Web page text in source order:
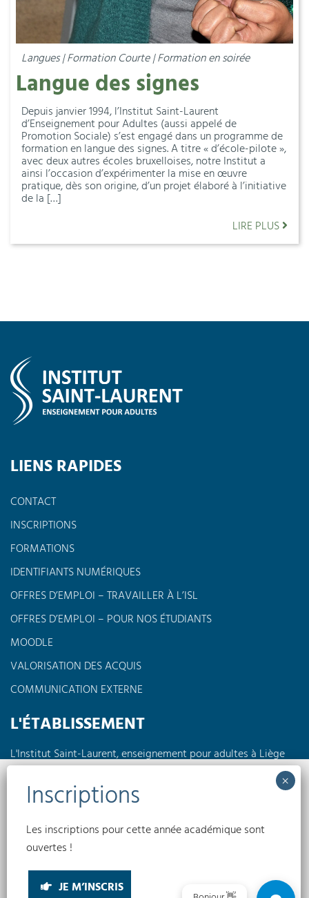
Nous utilisons des cookies pour optimiser notre site web et notre service.
Accepter
Langues | Formation Courte | Formation en soirée
Langue des signes
Depuis janvier 1994, l’Institut Saint-Laurent
d’Enseignement pour Adultes (aussi appelé de
Promotion Sociale) s’est engagé dans un programme de
formation en langue des signes. A titre « d’école-pilote »,
avec deux autres écoles bruxelloises, notre Institut a
ainsi l’occasion d’expérimenter la mise en œuvre
pratique, dès son origine, d’un projet élaboré à l’initiative
de la […]
LIRE PLUS
LIENS RAPIDES
CONTACT
INSCRIPTIONS
FORMATIONS
IDENTIFIANTS NUMÉRIQUES
OFFRES D’EMPLOI – TRAVAILLER À L’ISL
OFFRES D’EMPLOI – POUR NOS ÉTUDIANTS
MOODLE
VALORISATION DES ACQUIS
COMMUNICATION EXTERNE
L'ÉTABLISSEMENT
L'Institut Saint-Laurent, enseignement pour adultes à Liège
propose des formations à horaires réduits en journée, en
soirée ou encore le week-end dans différents domaines tels
que l'électricité, la pédagogie, l'informatique, les langues,
l'électromécanique...
Conditions générales
INSTITUT SAINT-LAURENT EA © 2026
Les inscriptions pour cette année académique sont
ouvertes !
JE M’INSCRIS